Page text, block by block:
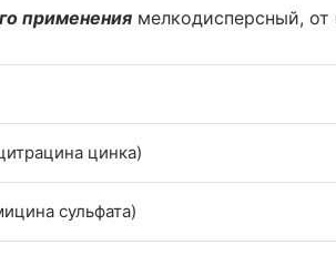
применения мелкодисперсный, от
цинка)
сульфата)